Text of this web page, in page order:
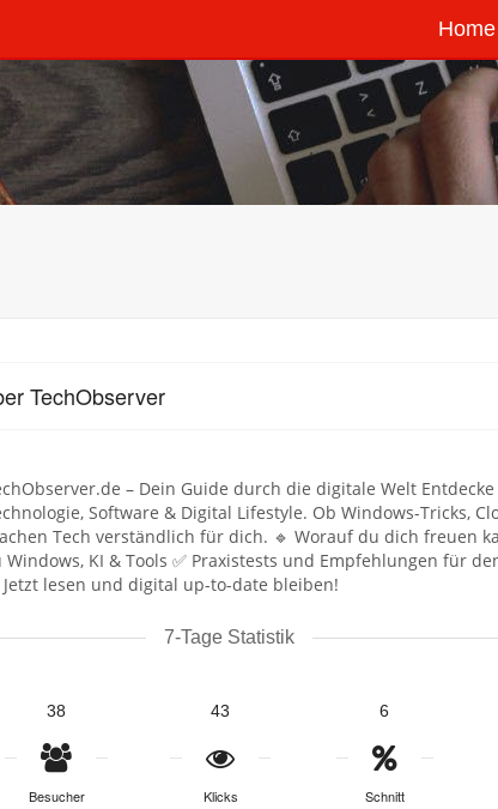
Home
TechObserver
– Dein Guide durch die digitale Welt
Software & Digital Lifestyle. Ob Windows-Tricks,
Tech verständlich für dich. 🔹 Worauf du dich freuen
Windows, KI & Tools ✅ Praxistests und Empfehlungen für
lesen und digital up-to-date bleiben!
7-Tage Statistik
38
Besucher
43
Klicks
6
Schnitt